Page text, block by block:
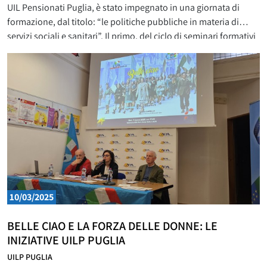
UIL Pensionati Puglia, è stato impegnato in una giornata di
formazione, dal titolo: “le politiche pubbliche in materia di
servizi sociali e sanitari”. Il primo, del ciclo di seminari formativi
di base, rivolto ai quadri e dirigenti, ed organizzato dalla UILP di
Puglia. I docenti
10/03/2025
BELLE CIAO E LA FORZA DELLE DONNE: LE
INIZIATIVE UILP PUGLIA
UILP PUGLIA